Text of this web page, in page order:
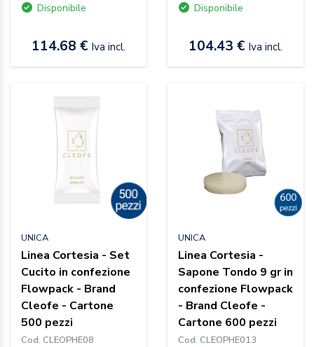
Disponibile
114.68 € Iva incl.
Disponibile
104.43 € Iva incl.
UNICA
Linea Cortesia - Set
Cucito in confezione
Flowpack - Brand
Cleofe - Cartone
500 pezzi
Cod. CLEOPHE08
UNICA
Linea Cortesia -
Sapone Tondo 9 gr in
confezione Flowpack
- Brand Cleofe -
Cartone 600 pezzi
Cod. CLEOPHE013